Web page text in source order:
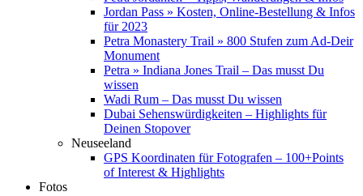
Jordan Pass » Kosten, Online-Bestellung & Infos
für 2023
Petra Monastery Trail » 800 Stufen zum Ad-Deir
Monument
Petra » Indiana Jones Trail – Das musst Du
wissen
Wadi Rum – Das musst Du wissen
Dubai Sehenswürdigkeiten – Highlights für
Deinen Stopover
Neuseeland
GPS Koordinaten für Fotografen – 100+Points
of Interest & Highlights
Fotos